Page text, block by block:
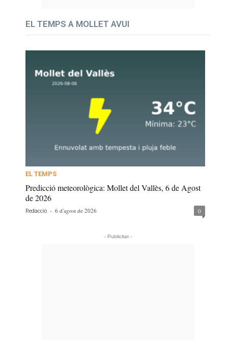
EL TEMPS A MOLLET AVUI
EL TEMPS
Predicció meteorològica: Mollet del Vallès, 6 de Agost
de 2026
Redacció - 6 d'agost de 2026 0
- Publicitat -